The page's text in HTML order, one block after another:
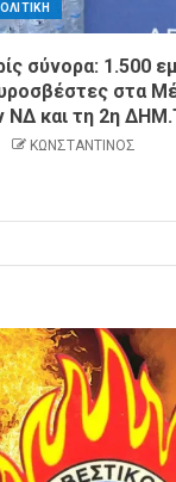
σύνορα: 1.500
στα
ΝΔ και τη 2η
ΚΩΝΣΤΑΝΤΙΝΟΣ